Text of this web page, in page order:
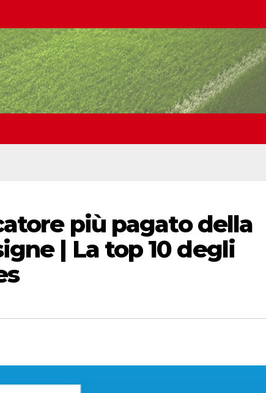
più pagato della
| La top 10 degli